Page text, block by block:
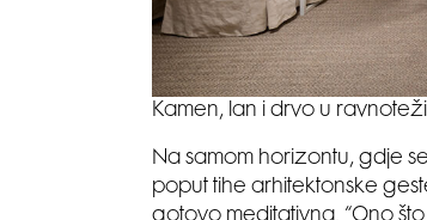
Kamen, lan i drvo u
Na samom horizontu, gdje
poput tihe arhitektonske